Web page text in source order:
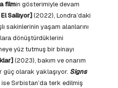
filmin gösterimiyle devam
Sallıyor](2022), Londra’daki
sakinlerinin yaşam alanlarını
dönüştürdüklerini
yüz tutmuş bir binayı
(2023), bakım ve onarım
güç olarak yaklaşıyor. Signs
Sırbistan’da terk edilmiş